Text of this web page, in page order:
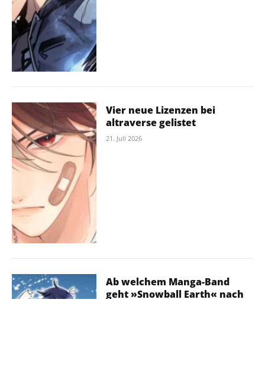
Vier neue Lizenzen bei
altraverse gelistet
21. Juli 2026
Ab welchem Manga-Band
geht »Snowball Earth« nach